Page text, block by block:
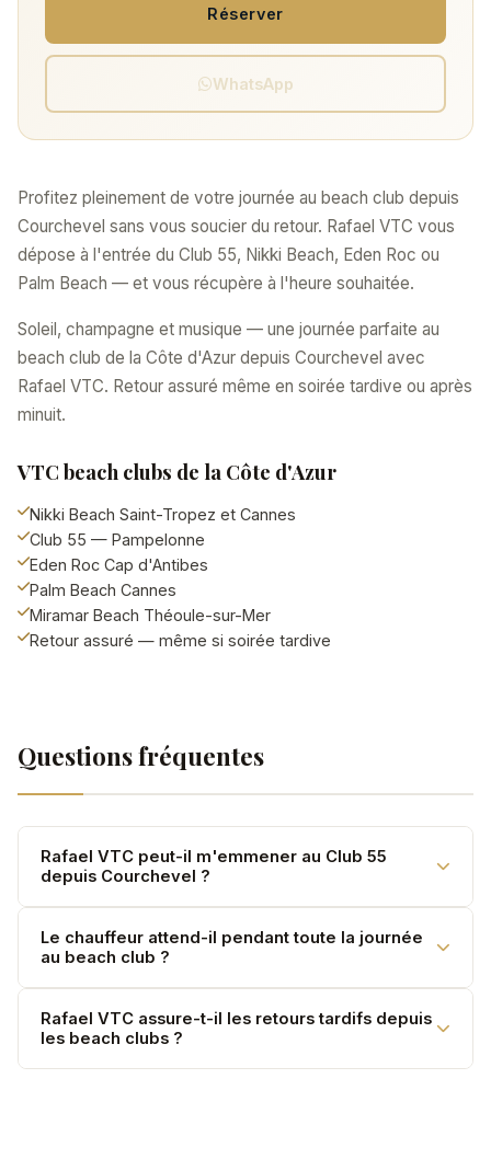
Profitez pleinement de votre journée au beach club depuis
Courchevel sans vous soucier du retour. Rafael VTC vous
dépose à l'entrée du Club 55, Nikki Beach, Eden Roc ou
Palm Beach — et vous récupère à l'heure souhaitée.
Soleil, champagne et musique — une journée parfaite au
beach club de la Côte d'Azur depuis Courchevel avec
Rafael VTC. Retour assuré même en soirée tardive ou après
minuit.
VTC beach clubs de la Côte d'Azur
Nikki Beach Saint-Tropez et Cannes
Club 55 — Pampelonne
Eden Roc Cap d'Antibes
Palm Beach Cannes
Miramar Beach Théoule-sur-Mer
Retour assuré — même si soirée tardive
Réserver
WhatsApp
Questions fréquentes
Rafael VTC peut-il m'emmener au Club 55
depuis Courchevel ?
Oui. Club 55 à Pampelonne, Nikki Beach, Eden Roc et
tous les beach clubs sont desservis.
Le chauffeur attend-il pendant toute la journée
au beach club ?
Oui, en mise à disposition. Ou retour à l'heure
convenue — selon votre choix.
Rafael VTC assure-t-il les retours tardifs depuis
les beach clubs ?